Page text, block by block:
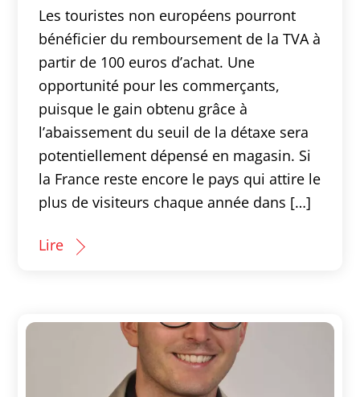
Les touristes non européens pourront
bénéficier du remboursement de la TVA à
partir de 100 euros d’achat. Une
opportunité pour les commerçants,
puisque le gain obtenu grâce à
l’abaissement du seuil de la détaxe sera
potentiellement dépensé en magasin. Si
la France reste encore le pays qui attire le
plus de visiteurs chaque année dans […]
Lire